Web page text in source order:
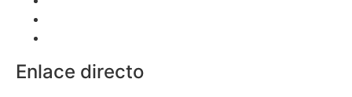
Enlace directo